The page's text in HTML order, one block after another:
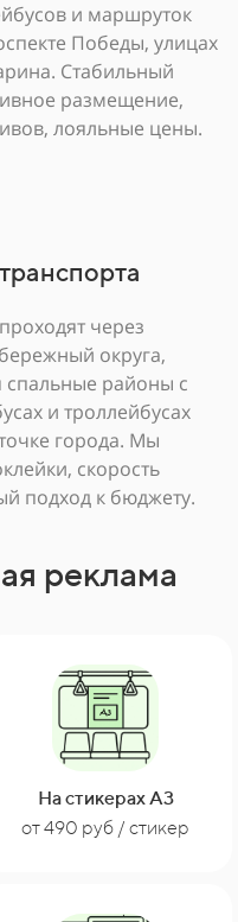
и маршруток
Победы, улицах
Стабильный
размещение,
лояльные цены.
через
округа,
спальные районы с
и троллейбусах
города. Мы
скорость
подход к бюджету.
реклама
На стикерах А3
от 490 руб / стикер